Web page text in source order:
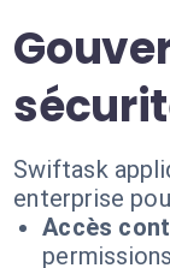
Swiftask
enterprise
Accès